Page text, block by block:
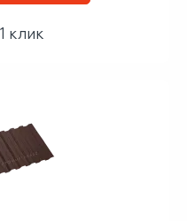
клик